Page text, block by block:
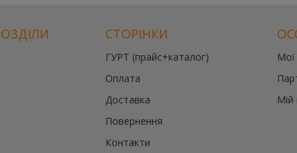
СТОРІНКИ
ГУРТ (прайс+каталог)
Оплата
Доставка
Повернення
Контакти
Мій